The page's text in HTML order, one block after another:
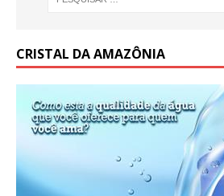
CRISTAL DA AMAZÔNIA